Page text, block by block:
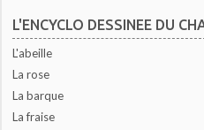
L'ENCYCLO DESSINEE DU
L'abeille
La rose
La barque
La fraise